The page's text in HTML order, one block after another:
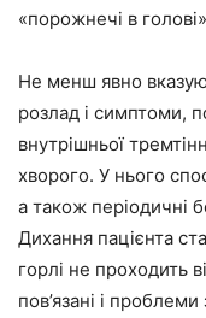
«порожнечі в
Не менш явно
розлад і симптоми,
внутрішньої
хворого. У нього
а також періодичні
Дихання пацієнта
горлі не проходить
пов’язані і